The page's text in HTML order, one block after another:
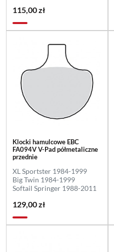
115,00 zł
Klocki hamulcowe EBC
FA094V V-Pad półmetaliczne
przednie
XL Sportster 1984-1999
Big Twin 1984-1999
Softail Springer 1988-2011
129,00 zł